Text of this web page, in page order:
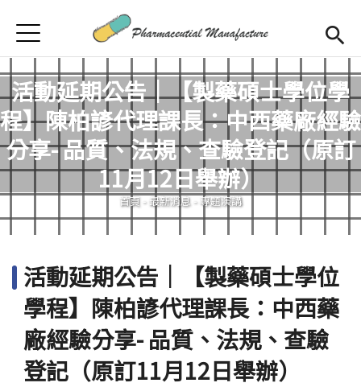
首頁
首頁
最新消息
學程簡介
Open
師資陣容
課程規劃
檔案下載
合作企業
English
(link is external)
Jump to Navigation
Jump to Main content
活動延期公告｜【製藥碩士學位學
程】陳柏諺代理課長：中西藥廠經驗
分享- 品質、法規、查驗登記（原訂
11月12日舉辦）
您在這裡
首頁-最新消息-專題演講
活動延期公告｜【製藥碩士學位
學程】陳柏諺代理課長：中西藥
廠經驗分享- 品質、法規、查驗
登記（原訂11月12日舉辦）